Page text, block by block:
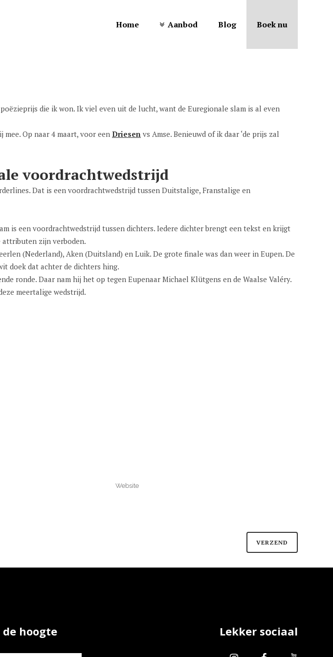
Home Aanbod Blog Boek nu
die ik won. Ik viel even uit de lucht, want de Euregionale slam is al even
Op naar 4 maart, voor een Driesen vs Amse. Benieuwd of ik daar ‘de prijs zal
voordrachtwedstrijd
Dat is een voordrachtwedstrijd tussen Duitstalige, Franstalige en
is een voordrachtwedstrijd tussen dichters. Iedere dichter brengt een tekst en krijgt
attributen zijn verboden.
(Nederland), Aken (Duitsland) en Luik. De grote finale was dan weer in Eupen. De
doek dat achter de dichters hing.
ronde. Daar nam hij het op tegen Eupenaar Michael Klütgens en de Waalse Valéry.
meertalige wedstrijd.
hoogte Lekker sociaal